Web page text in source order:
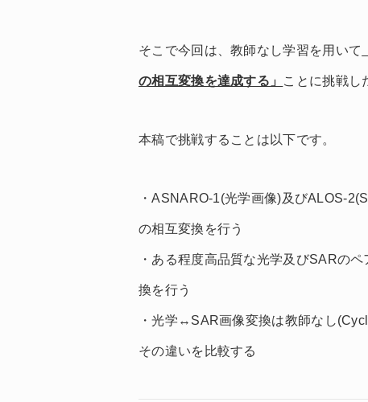
そこで今回は、教師なし学習を用いて
の相互変換を達成する」 ことに挑戦し
本稿で挑戦することは以下です。
・ASNARO-1(光学画像)及びALOS-
の相互変換を行う
・ある程度高品質な光学及びSARの
換を行う
・光学↔SAR画像変換は教師なし
その違いを比較する